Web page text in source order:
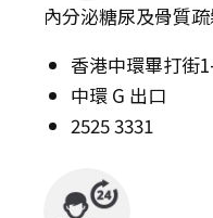
內分泌糖尿及骨質
香港中環畢打街
中環 G 出口
2525 3331